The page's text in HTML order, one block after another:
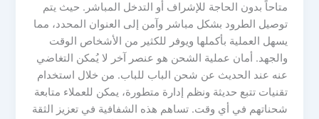
متاحاً بدون الحاجة للإشراف أو التدخل المباشر. حيث يتم
توصيل الطرود بشكل مباشر وآمن إلى العنوان المحدد، مما
يسهل العملية بأكملها ويوفر للكثير من الأشخاص الوقت
والجهد. أمان عملية الشحن هو عنصر آخر لا يُمكن التغاضي
عنه عند الحديث عن شحن الباب للباب. من خلال استخدام
تقنيات تتبع حديثة ونظم إدارة متطورة، يمكن للعملاء متابعة
شحناتهم في أي وقت. تساهم هذه الشفافية في تعزيز الثقة